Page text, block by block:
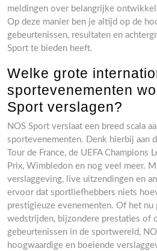
meldingen over belangrijke
Op deze manier ben je altijd op de
gebeurtenissen, resultaten en
Sport te bieden heeft.
Welke grote
sportevenementen
Sport verslagen?
NOS Sport verslaat een breed scala
sportevenementen. Denk hierbij aan
Tour de France, de UEFA Champions
Prix, Wimbledon en nog veel meer.
verslaggeving, live uitzendingen en
ervoor dat sportliefhebbers niets
prestigieuze evenementen. Of het nu
wedstrijden, bijzondere prestaties of
gebeurtenissen in de sportwereld,
hoogwaardige en boeiende